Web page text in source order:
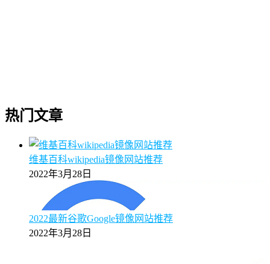
热门文章
维基百科wikipedia镜像网站推荐
2022年3月28日
2022最新谷歌Google镜像网站推荐
2022年3月28日